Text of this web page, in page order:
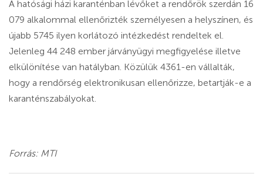
A hatósági házi karanténban lévőket a rendőrök szerdán 16
079 alkalommal ellenőrizték személyesen a helyszínen, és
újabb 5745 ilyen korlátozó intézkedést rendeltek el.
Jelenleg 44 248 ember járványügyi megfigyelése illetve
elkülönítése van hatályban. Közülük 4361-en vállalták,
hogy a rendőrség elektronikusan ellenőrizze, betartják-e a
karanténszabályokat.
Forrás: MTI